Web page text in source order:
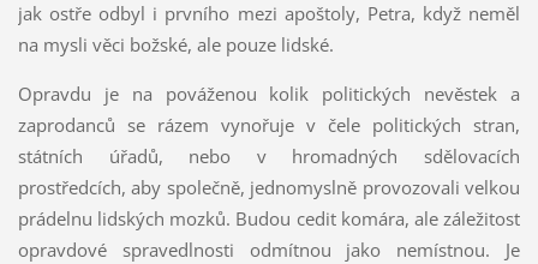
jak ostře odbyl i prvního mezi apoštoly, Petra, když neměl
na mysli věci božské, ale pouze lidské.
Opravdu je na pováženou kolik politických nevěstek a
zaprodanců se rázem vynořuje v čele politických stran,
státních úřadů, nebo v hromadných sdělovacích
prostředcích, aby společně, jednomyslně provozovali velkou
prádelnu lidských mozků. Budou cedit komára, ale záležitost
opravdové spravedlnosti odmítnou jako nemístnou. Je